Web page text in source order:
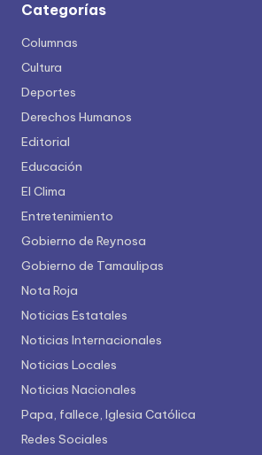
Categorías
Columnas
Cultura
Deportes
Derechos Humanos
Editorial
Educación
El Clima
Entretenimiento
Gobierno de Reynosa
Gobierno de Tamaulipas
Nota Roja
Noticias Estatales
Noticias Internacionales
Noticias Locales
Noticias Nacionales
Papa, fallece, Iglesia Católica
Redes Sociales